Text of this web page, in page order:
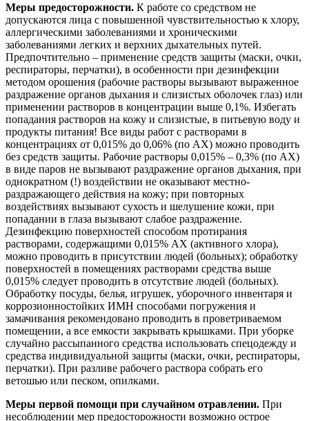
Меры предосторожности. К работе со средством не
допускаются лица с повышенной чувствительностью к хлору,
аллергическими заболеваниями и хроническими
заболеваниями легких и верхних дыхательных путей.
Предпочтительно – применение средств защиты (маски, очки,
респираторы, перчатки), в особенности при дезинфекции
методом орошения (рабочие растворы вызывают выраженное
раздражение органов дыхания и слизистых оболочек глаз) или
применении растворов в концентрации выше 0,1%. Избегать
попадания растворов на кожу и слизистые, в питьевую воду и
продукты питания! Все виды работ с растворами в
концентрациях от 0,015% до 0,06% (по АХ) можно проводить
без средств защиты. Рабочие растворы 0,015% – 0,3% (по АХ)
в виде паров не вызывают раздражение органов дыхания, при
однократном (!) воздействии не оказывают местно-
раздражающего действия на кожу; при повторных
воздействиях вызывают сухость и шелушение кожи, при
попадании в глаза вызывают слабое раздражение.
Дезинфекцию поверхностей способом протирания
растворами, содержащими 0,015% АХ (активного хлора),
можно проводить в присутствии людей (больных); обработку
поверхностей в помещениях растворами средства выше
0,015% следует проводить в отсутствие людей (больных).
Обработку посуды, белья, игрушек, уборочного инвентаря и
коррозионностойких ИМН способами погружения и
замачивания рекомендовано проводить в проветриваемом
помещении, а все емкости закрывать крышками. При уборке
случайно рассыпанного средства использовать спецодежду и
средства индивидуальной защиты (маски, очки, респираторы,
перчатки). При разливе рабочего раствора собрать его
ветошью или песком, опилками.
Меры первой помощи при случайном отравлении. При
несоблюдении мер предосторожности возможно острое